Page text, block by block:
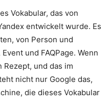
Vokabular, das von
entwickelt wurde. Es
von Person und
und FAQPage. Wenn
und das im
nicht nur Google das,
die dieses Vokabular